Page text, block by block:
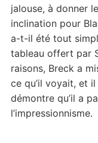
jalouse, à donner
inclination pour
a-t-il été tout
tableau offert par
raisons, Breck a
ce qu’il voyait, et
démontre qu’il a
l’impressionnisme.